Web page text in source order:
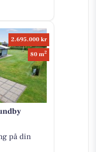
2.695.000 kr
80 m2
på din